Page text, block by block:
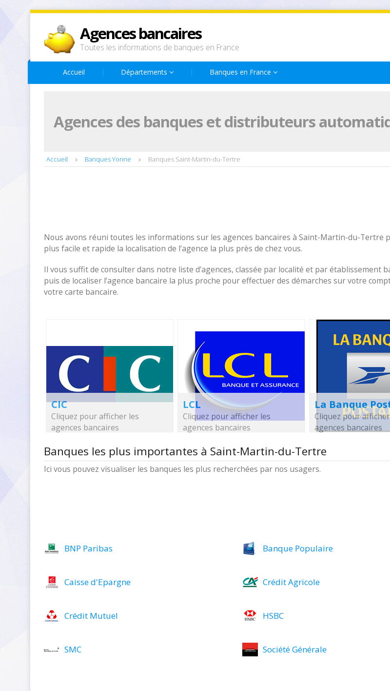
Agences bancaires
Toutes les informations de banques en France
Accueil Départements Banques en France
Agences des banques et distributeurs
Accueil Banques Yonne Banques Saint-Martin-du-Tertre
Nous avons réuni toutes les informations sur les agences bancaires à Saint-Martin-du-Tertre
plus facile et rapide la localisation de l’agence la plus près de chez vous.
Il vous suffit de consulter dans notre liste d’agences, classée par localité et par établissement
puis de localiser l’agence bancaire la plus proche pour effectuer des démarches sur votre
votre carte bancaire.
CIC
Cliquez pour afficher les
agences bancaires
LCL
Cliquez pour afficher les
agences bancaires
La Banque
Cliquez pour
agences bancaires
Banques les plus importantes à Saint-Martin-du-Tertre
Ici vous pouvez visualiser les banques les plus recherchées par nos usagers.
BNP Paribas Banque Populaire
Caisse d'Epargne Crédit Agricole
Crédit Mutuel HSBC
SMC Société Générale